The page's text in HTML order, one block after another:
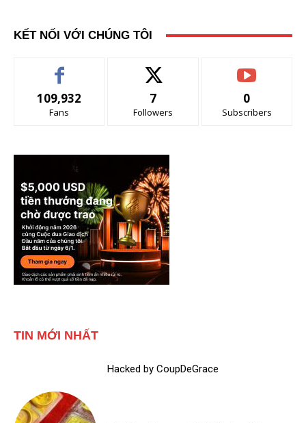
KẾT NỐI VỚI CHÚNG TÔI
109,932
Fans
7
Followers
0
Subscribers
TIN MỚI NHẤT
Hacked by CoupDeGrace